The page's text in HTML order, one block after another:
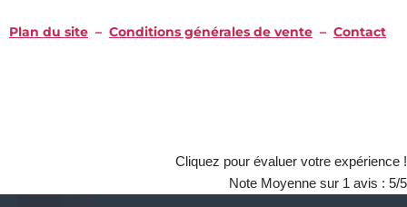
Plan du site – Conditions générales de vente – Contact
Cliquez pour évaluer votre expérience !
Note Moyenne sur 1 avis : 5/5